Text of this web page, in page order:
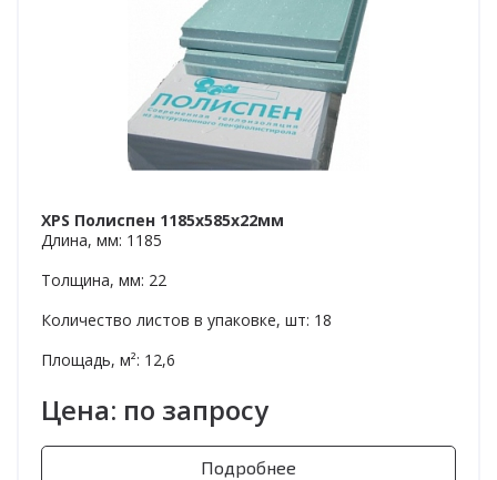
XPS Полиспен 1185х585х22мм
Длина, мм: 1185
Толщина, мм: 22
Количество листов в упаковке, шт: 18
Площадь, м²: 12,6
Цена: по запросу
Подробнее